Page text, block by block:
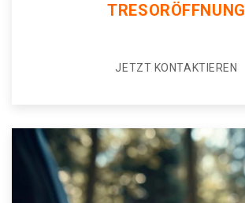
TRESORÖFFNUNG
JETZT KONTAKTIEREN